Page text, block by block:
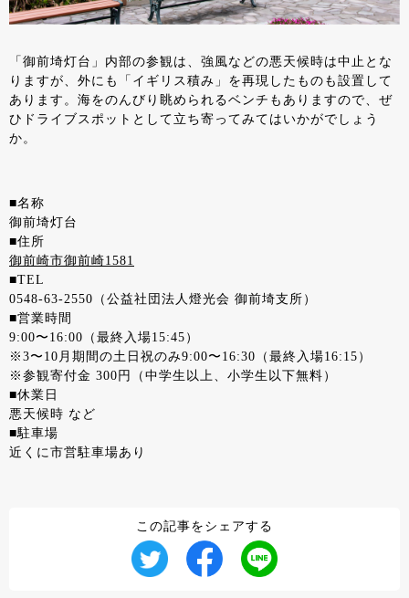
「御前埼灯台」内部の参観は、強風などの悪天候時は中止とな
りますが、外にも「イギリス積み」を再現したものも設置して
あります。海をのんびり眺められるベンチもありますので、ぜ
ひドライブスポットとして立ち寄ってみてはいかがでしょう
か。
■名称
御前埼灯台
■住所
御前崎市御前崎1581
■TEL
0548-63-2550（公益社団法人燈光会 御前埼支所）
■営業時間
9:00〜16:00（最終入場15:45）
※3〜10月期間の土日祝のみ9:00〜16:30（最終入場16:15）
※参観寄付金 300円（中学生以上、小学生以下無料）
■休業日
悪天候時 など
■駐車場
近くに市営駐車場あり
この記事をシェアする